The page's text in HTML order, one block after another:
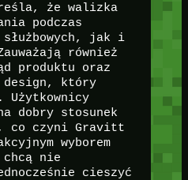
że walizka
podczas
służbowych, jak i
również
produktu oraz
design, który
Użytkownicy
dobry stosunek
co czyni Gravitt
wyborem
nie
cieszyć